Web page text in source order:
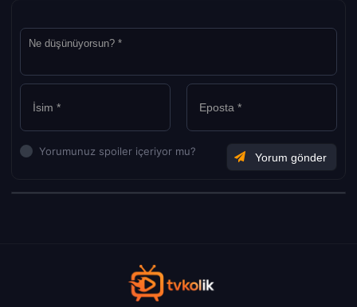
Yorumunuz spoiler içeriyor mu?